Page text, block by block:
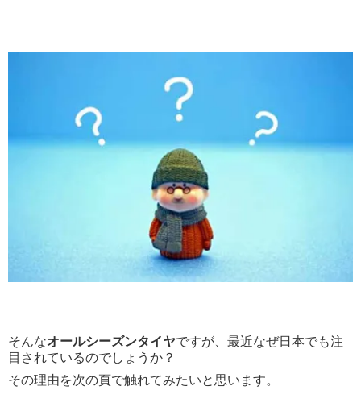
そんなオールシーズンタイヤですが、最近なぜ日本でも注
目されているのでしょうか？
その理由を次の頁で触れてみたいと思います。